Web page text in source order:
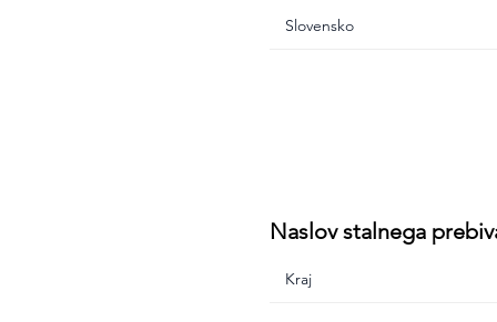
Naslov stalnega